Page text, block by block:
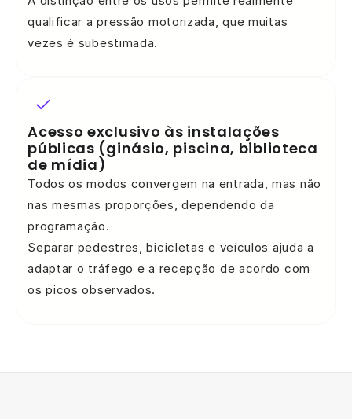
qualificar a pressão motorizada, que muitas
vezes é subestimada.
Acesso exclusivo às instalações
públicas (ginásio, piscina, biblioteca
de mídia)
Todos os modos convergem na entrada, mas não
nas mesmas proporções, dependendo da
programação.
Separar pedestres, bicicletas e veículos ajuda a
adaptar o tráfego e a recepção de acordo com
os picos observados.